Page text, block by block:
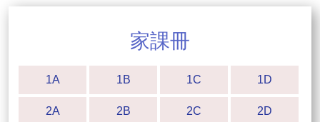
家課冊
1A 1B 1C 1D
2A 2B 2C 2D